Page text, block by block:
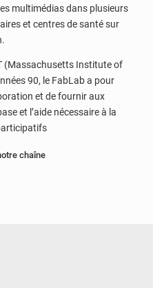
multimédias dans plusieurs
et centres de santé sur
(Massachusetts Institute of
90, le FabLab a pour
et de fournir aux
et l’aide nécessaire à la
chaîne